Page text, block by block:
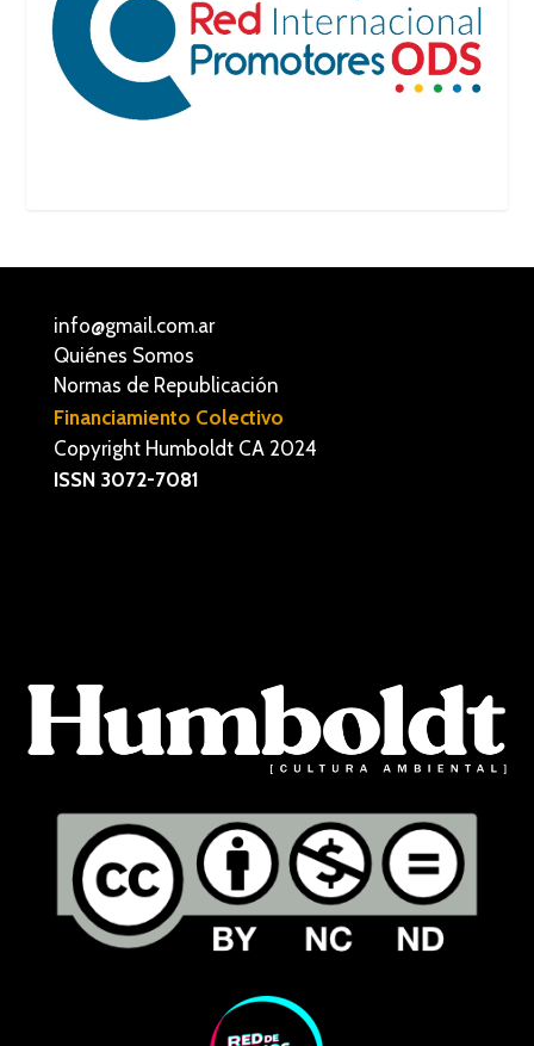
info@gmail.com.ar
Quiénes Somos
Normas de Republicación
Financiamiento Colectivo
Copyright Humboldt CA 2024
ISSN 3072-7081